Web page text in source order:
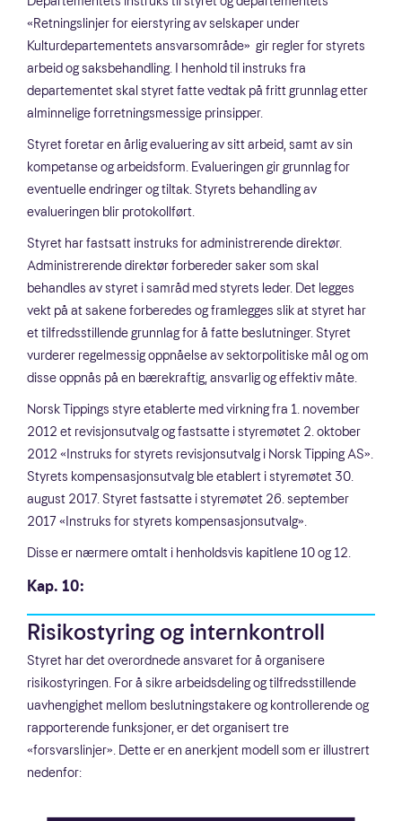
«Retningslinjer for eierstyring av selskaper under
Kulturdepartementets ansvarsområde» gir regler for styrets
arbeid og saksbehandling. I henhold til instruks fra
departementet skal styret fatte vedtak på fritt grunnlag etter
alminnelige forretningsmessige prinsipper.
Styret foretar en årlig evaluering av sitt arbeid, samt av sin
kompetanse og arbeidsform. Evalueringen gir grunnlag for
eventuelle endringer og tiltak. Styrets behandling av
evalueringen blir protokollført.
Styret har fastsatt instruks for administrerende direktør.
Administrerende direktør forbereder saker som skal
behandles av styret i samråd med styrets leder. Det legges
vekt på at sakene forberedes og framlegges slik at styret har
et tilfredsstillende grunnlag for å fatte beslutninger. Styret
vurderer regelmessig oppnåelse av sektorpolitiske mål og om
disse oppnås på en bærekraftig, ansvarlig og effektiv måte.
Norsk Tippings styre etablerte med virkning fra 1. november
2012 et revisjonsutvalg og fastsatte i styremøtet 2. oktober
2012 «Instruks for styrets revisjonsutvalg i Norsk Tipping AS».
Styrets kompensasjonsutvalg ble etablert i styremøtet 30.
august 2017. Styret fastsatte i styremøtet 26. september
2017 «Instruks for styrets kompensasjonsutvalg».
Disse er nærmere omtalt i henholdsvis kapitlene 10 og 12.
Kap. 10:
Risikostyring og internkontroll
Styret har det overordnede ansvaret for å organisere
risikostyringen. For å sikre arbeidsdeling og tilfredsstillende
uavhengighet mellom beslutningstakere og kontrollerende og
rapporterende funksjoner, er det organisert tre
«forsvarslinjer». Dette er en anerkjent modell som er illustrert
nedenfor: